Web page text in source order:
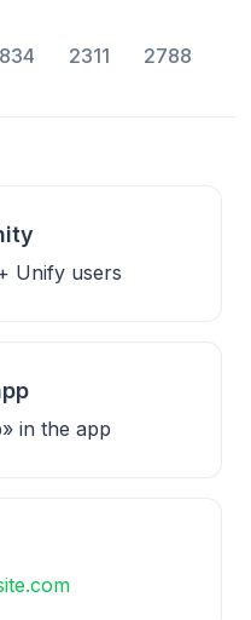
2311 2788
Unify users
in the app